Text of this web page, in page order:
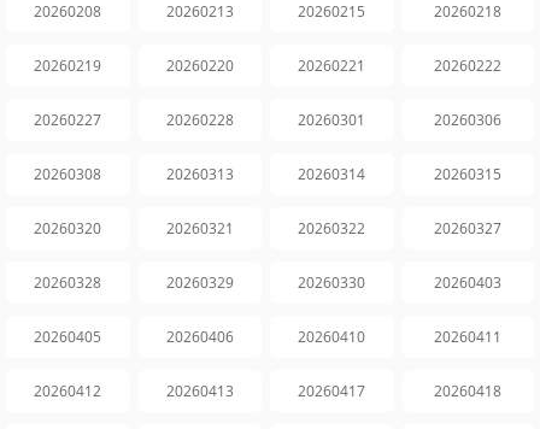
20260208 20260213 20260215 20260218
20260219 20260220 20260221 20260222
20260227 20260228 20260301 20260306
20260308 20260313 20260314 20260315
20260320 20260321 20260322 20260327
20260328 20260329 20260330 20260403
20260405 20260406 20260410 20260411
20260412 20260413 20260417 20260418